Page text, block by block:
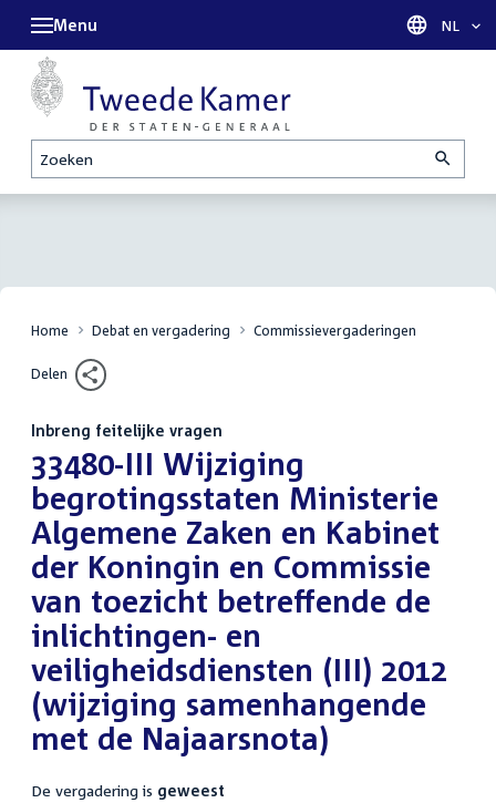
Zoeken
Menu Taal
NL
Home Debat en vergadering Commissievergaderingen
Delen
Inbreng feitelijke vragen
:33480-III Wijziging
begrotingsstaten Ministerie
Algemene Zaken en Kabinet
der Koningin en Commissie
van toezicht betreffende de
inlichtingen- en
veiligheidsdiensten (III) 2012
(wijziging samenhangende
met de Najaarsnota)
De vergadering is geweest